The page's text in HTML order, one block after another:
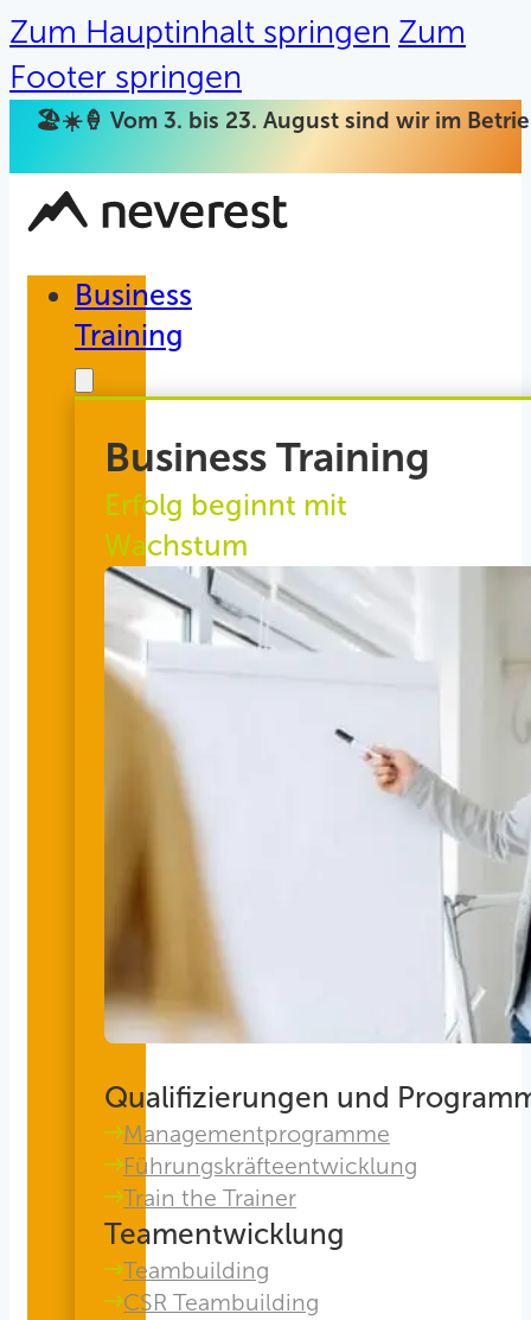
Zum Hauptinhalt springen Zum
Footer springen
🏖️☀️🍦 Vom 3. bis 23. August sind wir im
Business
Training
Business Training
Erfolg beginnt mit
Wachstum
Qualifizierungen und
Managementprogramme
Führungskräfteentwicklung
Train the Trainer
Teamentwicklung
Teambuilding
CSR Teambuilding